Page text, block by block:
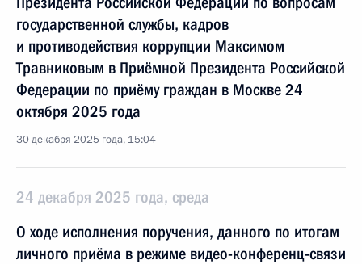
государственной службы, кадров
и противодействия коррупции Максимом
Травниковым в Приёмной Президента Российской
Федерации по приёму граждан в Москве 24
октября 2025 года
30 декабря 2025 года, 15:04
24 декабря 2025 года, среда
О ходе исполнения поручения, данного по итогам
личного приёма в режиме видео-конференц-связи